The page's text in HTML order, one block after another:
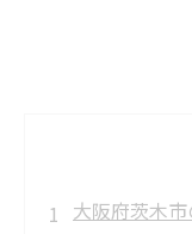
大阪府茨木